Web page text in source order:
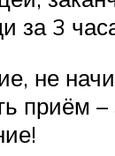
за 3
не
приём